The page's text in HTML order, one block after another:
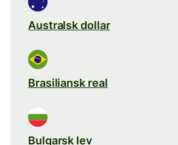
Australsk dollar
Brasiliansk real
Bulgarsk lev